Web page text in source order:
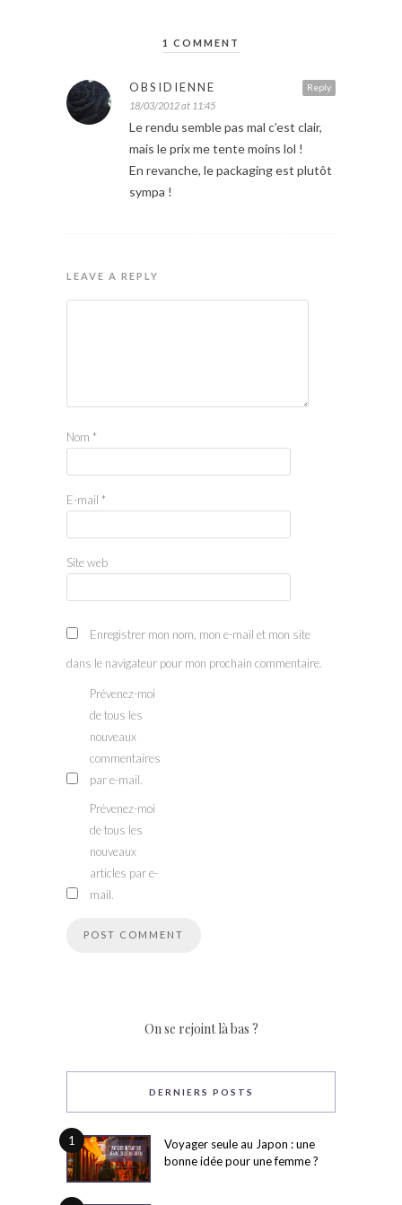
1 COMMENT
Reply
OBSIDIENNE
18/03/2012 at 11:45
Le rendu semble pas mal c’est clair,
mais le prix me tente moins lol !
En revanche, le packaging est plutôt
sympa !
LEAVE A REPLY
Nom *
E-mail *
Site web
Enregistrer mon nom, mon e-mail et mon site
dans le navigateur pour mon prochain commentaire.
Prévenez-moi
de tous les
nouveaux
commentaires
par e-mail.
Prévenez-moi
de tous les
nouveaux
articles par e-
mail.
On se rejoint là bas ?
DERNIERS POSTS
1
Voyager seule au Japon : une
bonne idée pour une femme ?